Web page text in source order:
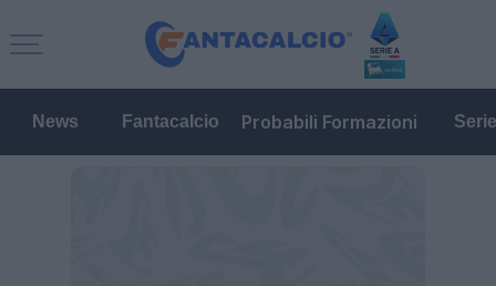
News Fantacalcio Probabili Formazioni